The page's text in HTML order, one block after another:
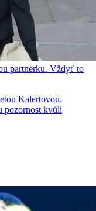
partnerku. Vždyť to
Kalertovou.
pozornost kvůli